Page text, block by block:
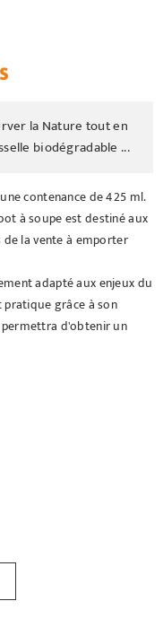
la Nature tout en
biodégradable ...
contenance de 425 ml.
à soupe est destiné aux
la vente à emporter
adapté aux enjeux du
grâce à son
d'obtenir un